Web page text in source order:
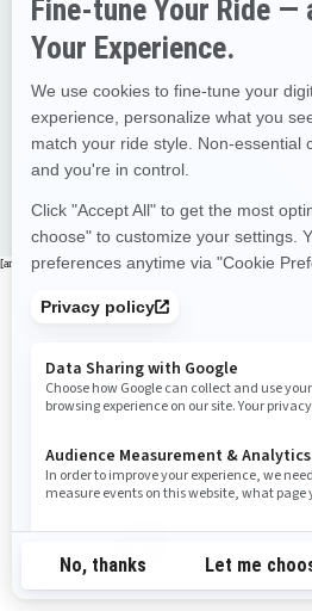
Du har kommet til denne siden
nettleser som ikke støttes. Vi
nettleseren din slik at vi kan gi
opplevelsen.
Tilbake til forsiden
[an error occurred while processing this directive]